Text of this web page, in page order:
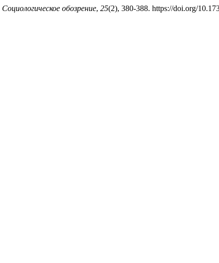
Социологическое обозрение, 25(2), 380-388. https://doi.org/